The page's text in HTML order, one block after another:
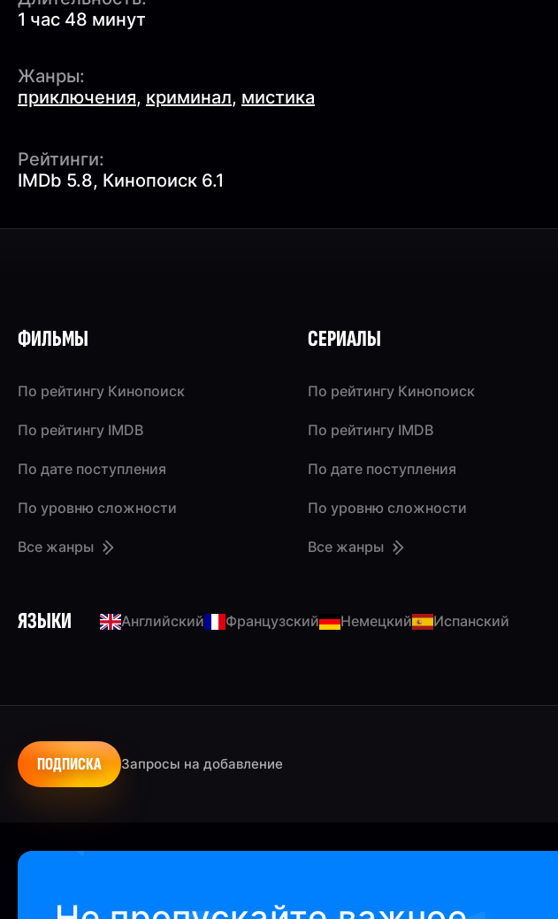
1 час 48 минут
Жанры:
приключения, криминал, мистика
Рейтинги:
IMDb 5.8, Кинопоиск 6.1
ЯЗЫКИ Английский Французский Немецкий Испанский
ФИЛЬМЫ
По рейтингу Кинопоиск
По рейтингу IMDB
По дате поступления
По уровню сложности
Все жанры
СЕРИАЛЫ
По рейтингу Кинопоиск
По рейтингу IMDB
По дате поступления
По уровню сложности
Все жанры
Запросы на добавление
ПОДПИСКА